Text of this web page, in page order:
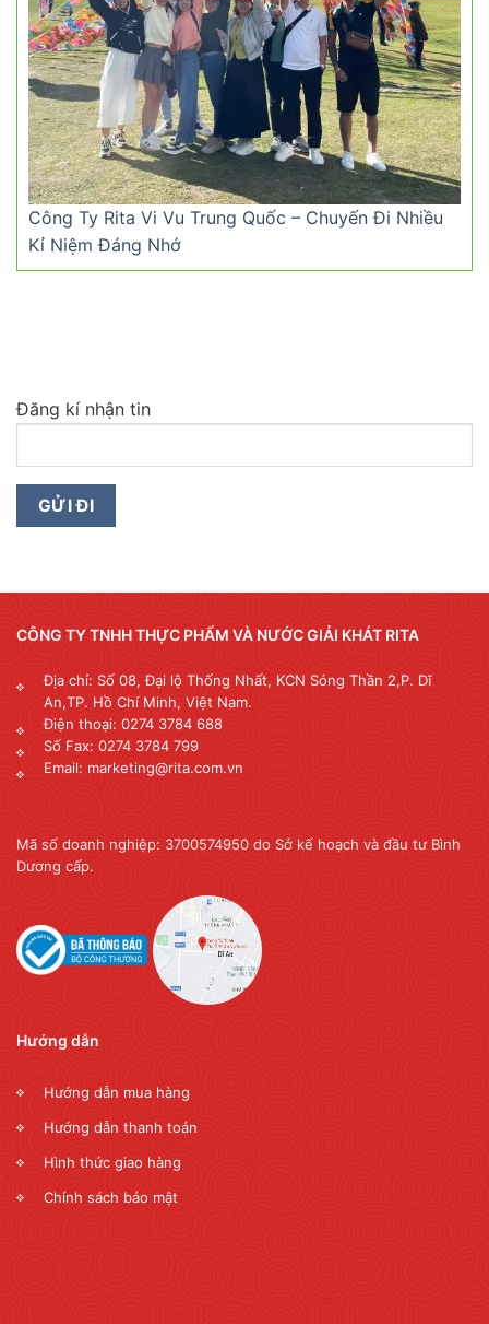
Công Ty Rita Vi Vu Trung Quốc – Chuyến Đi Nhiều
Kỉ Niệm Đáng Nhớ
Đăng kí nhận tin
CÔNG TY TNHH THỰC PHẨM VÀ NƯỚC GIẢI KHÁT RITA
Địa chỉ: Số 08, Đại lộ Thống Nhất, KCN Sóng Thần 2,P. Dĩ
An,TP. Hồ Chí Minh, Việt Nam.
Điện thoại: 0274 3784 688
Số Fax: 0274 3784 799
Email: marketing@rita.com.vn
Mã số doanh nghiệp: 3700574950 do Sở kế hoạch và đầu tư Bình
Dương cấp.
Hướng dẫn
Hướng dẫn mua hàng
Hướng dẫn thanh toán
Hình thức giao hàng
Chính sách bảo mật